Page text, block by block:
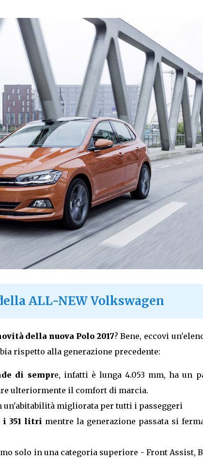
ALL-NEW Volkswagen
della nuova Polo 2017? Bene, eccovi
rispetto alla generazione precedente:
di sempre, infatti è lunga 4.053 mm, ha un
ulteriormente il comfort di marcia.
un'abitabilità migliorata per tutti i passeggeri
i 351 litri mentre la generazione passata si
solo in una categoria superiore - Front Assist,